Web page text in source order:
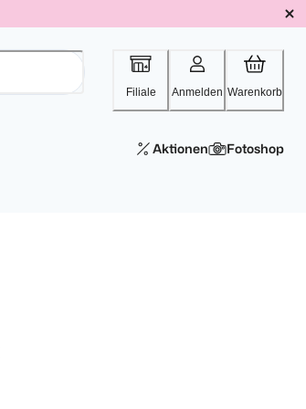
Filiale Anmelden Warenkorb
Aktionen Fotoshop